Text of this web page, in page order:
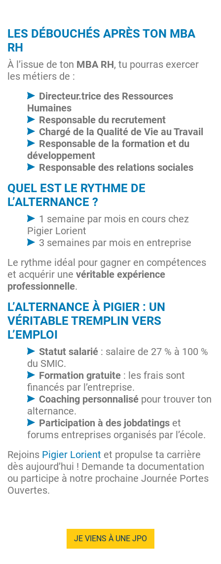
LES DÉBOUCHÉS APRÈS TON MBA
RH
À l’issue de ton MBA RH, tu pourras exercer
les métiers de :
Directeur.trice des Ressources
Humaines
Responsable du recrutement
Chargé de la Qualité de Vie au Travail
Responsable de la formation et du
développement
Responsable des relations sociales
QUEL EST LE RYTHME DE
L’ALTERNANCE ?
1 semaine par mois en cours chez
Pigier Lorient
3 semaines par mois en entreprise
Le rythme idéal pour gagner en compétences
et acquérir une véritable expérience
professionnelle.
L’ALTERNANCE À PIGIER : UN
VÉRITABLE TREMPLIN VERS
L’EMPLOI
Statut salarié : salaire de 27 % à 100 %
du SMIC​.
Formation gratuite : les frais sont
financés par l’entreprise.
Coaching personnalisé pour trouver ton
alternance.
Participation à des jobdatings et
forums entreprises organisés par l’école.
Rejoins Pigier Lorient et propulse ta carrière
dès aujourd’hui ! Demande ta documentation
ou participe à notre prochaine Journée Portes
Ouvertes.
JE VIENS À UNE JPO